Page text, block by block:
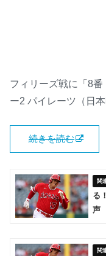
フィリーズ戦に「8
ー2 パイレーツ（日
続きを読む
る
声